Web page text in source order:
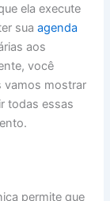
ela execute
sua agenda
aos
você
vamos mostrar
todas essas
permite que